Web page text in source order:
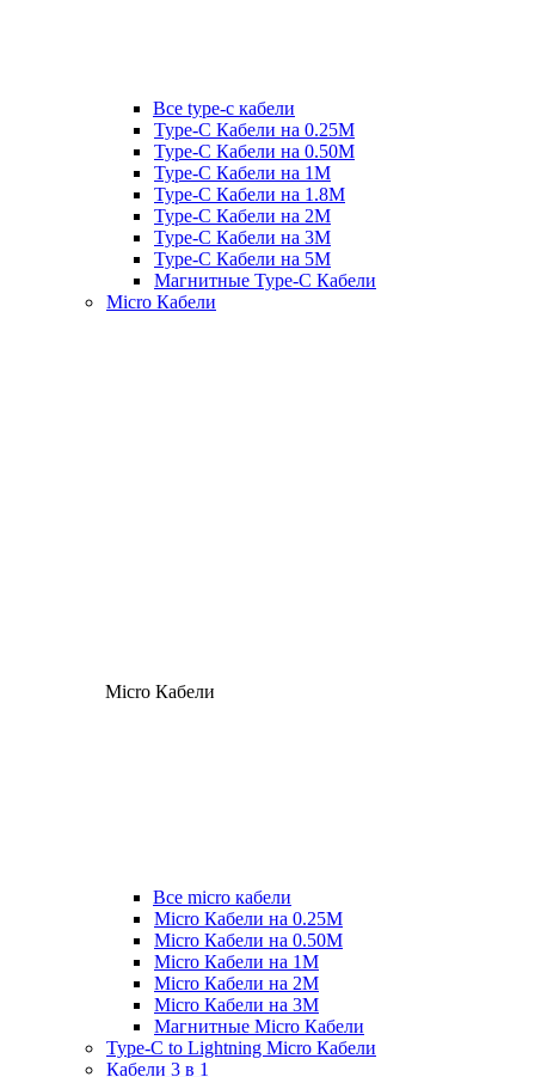
Все type-c кабели
Type-C Кабели на 0.25М
Type-C Кабели на 0.50М
Type-C Кабели на 1М
Type-C Кабели на 1.8М
Type-C Кабели на 2М
Type-C Кабели на 3М
Type-C Кабели на 5М
Магнитные Type-C Кабели
Micro Кабели
Micro Кабели
Все micro кабели
Micro Кабели на 0.25М
Micro Кабели на 0.50М
Micro Кабели на 1М
Micro Кабели на 2М
Micro Кабели на 3М
Магнитные Micro Кабели
Type-C to Lightning Micro Кабели
Кабели 3 в 1